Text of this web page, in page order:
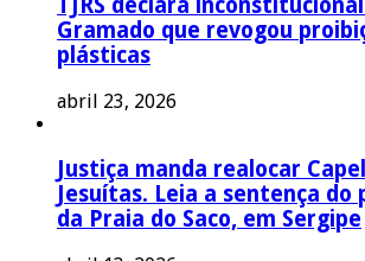
TJRS declara
Gramado que revogou
plásticas
abril 23, 2026
Justiça manda realocar
Jesuítas. Leia a sentença do
da Praia do Saco, em Sergipe